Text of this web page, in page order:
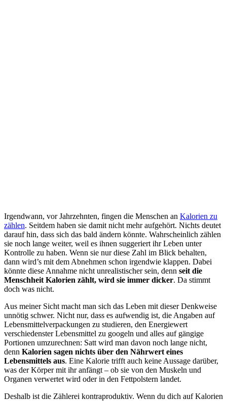
Irgendwann, vor Jahrzehnten, fingen die Menschen an Kalorien zu
zählen. Seitdem haben sie damit nicht mehr aufgehört. Nichts deutet
darauf hin, dass sich das bald ändern könnte. Wahrscheinlich zählen
sie noch lange weiter, weil es ihnen suggeriert ihr Leben unter
Kontrolle zu haben. Wenn sie nur diese Zahl im Blick behalten,
dann wird’s mit dem Abnehmen schon irgendwie klappen. Dabei
könnte diese Annahme nicht unrealistischer sein, denn seit die
Menschheit Kalorien zählt, wird sie immer dicker. Da stimmt
doch was nicht.
Aus meiner Sicht macht man sich das Leben mit dieser Denkweise
unnötig schwer. Nicht nur, dass es aufwendig ist, die Angaben auf
Lebensmittelverpackungen zu studieren, den Energiewert
verschiedenster Lebensmittel zu googeln und alles auf gängige
Portionen umzurechnen: Satt wird man davon noch lange nicht,
denn Kalorien sagen nichts über den Nährwert eines
Lebensmittels aus. Eine Kalorie trifft auch keine Aussage darüber,
was der Körper mit ihr anfängt – ob sie von den Muskeln und
Organen verwertet wird oder in den Fettpolstern landet.
Deshalb ist die Zählerei kontraproduktiv. Wenn du dich auf Kalorien